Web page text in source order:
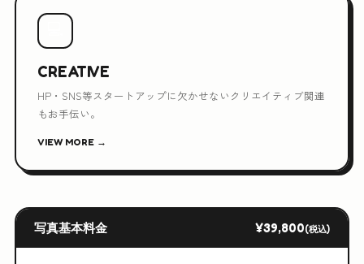
CREATIVE
HP・SNS等スタートアップに欠かせないクリエイティブ関連
もお手伝い。
VIEW MORE →
写真基本料金 ¥39,800(税込)